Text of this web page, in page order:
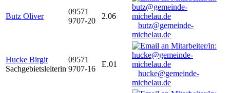
Butz Oliver
09571
9707-20
2.06
butz@gemeinde-
michelau.de
Hucke Birgit
Sachgebietsleiterin
09571
9707-16
E.01
hucke@gemeinde-
michelau.de